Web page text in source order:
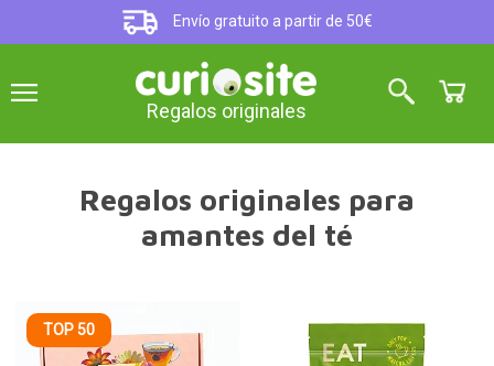
Envío gratuito a partir de 50€
Regalos originales
Regalos originales para
amantes del té
TOP 50